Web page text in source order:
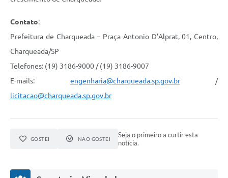
Contato:
Prefeitura de Charqueada – Praça Antonio D’Alprat, 01, Centro,
Charqueada/SP
Telefones: (19) 3186-9000 / (19) 3186-9007
E-mails: engenharia@charqueada.sp.gov.br/
licitacao@charqueada.sp.gov.br
GOSTEI NÃO GOSTEI
Seja o primeiro a curtir esta
notícia.